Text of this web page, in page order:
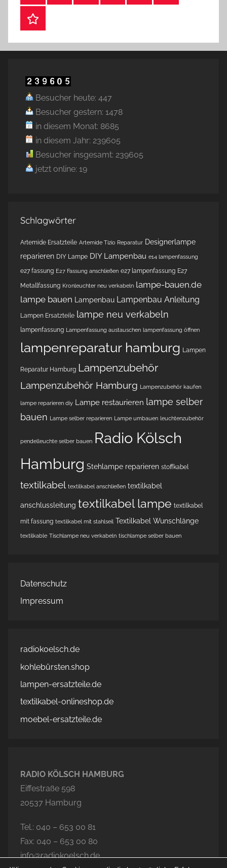
Webshop
Besucher heute: 447
Besucher gestern: 1478
in diesem Monat: 8685
in diesem Jahr: 239605
Besucher insgesamt: 239605
jetzt online: 19
Schlagwörter
Artemide Ersatzteile Artemide Tizio Reparatur Designerlampe
reparieren DIY Lampe DIY Lampenbau e14 lampenfassung
e27 fassung E27 Fassung anschließen e27 lampenfassung E27
Metallfassung Kronleuchter neu verkabeln lampe-bauen.de
lampe bauen Lampenbau Lampenbau Anleitung
Lampen Ersatzteile lampe neu verkabeln
lampenfassung Lampenfassung austauschen lampenfassung öffnen
lampenreparatur hamburg Lampen
Reparatur Hamburg Lampenzubehör
Lampenzubehör Hamburg Lampenzubehör kaufen
lampe reparieren diy Lampe restaurieren lampe selber
bauen
Lampe selber reparieren Lampe umbauen leuchtenzubehör
pendelleuchte selber bauen Radio Kölsch
Hamburg Stehlampe reparieren stoffkabel
textilkabel textilkabel anschließen textilkabel
anschlussleitung textilkabel lampe textilkabel
mit fassung textilkabel mit stahlseil Textilkabel Wunschlänge
textilkable Tischlampe neu verkabeln tischlampe selber bauen
Datenschutz
Impressum
radiokoelsch.de
kohlebürsten.shop
lampen-ersatzteile.de
textilkabel-onlineshop.de
moebel-ersatzteile.de
RADIO KÖLSCH HAMBURG
Eiffestraße 598
20537 Hamburg
Tel.: 040 – 653 00 81
Fax: 040 – 653 00 80
info@radiokoelsch.de